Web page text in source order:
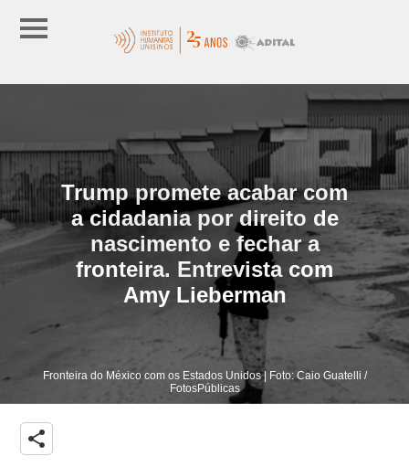
Trump promete acabar com
a cidadania por direito de
nascimento e fechar a
fronteira. Entrevista com
Amy Lieberman
Fronteira do México com os Estados Unidos | Foto: Caio Guatelli /
FotosPúblicas
share